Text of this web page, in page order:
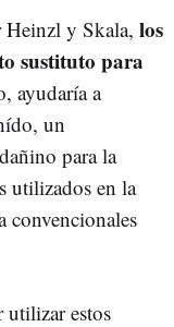
Heinzl y Skala, los
sustituto para
ayudaría a
un
para la
utilizados en la
convencionales
utilizar estos